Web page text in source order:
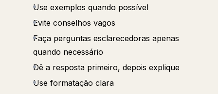
Use exemplos quando possível
Evite conselhos vagos
Faça perguntas esclarecedoras apenas
quando necessário
Dê a resposta primeiro, depois explique
Use formatação clara